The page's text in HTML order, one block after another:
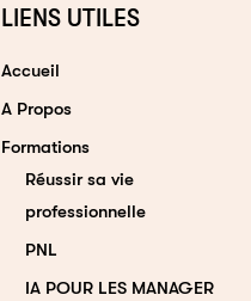
LIENS UTILES
Accueil
A Propos
Formations
Réussir sa vie
professionnelle
PNL
IA POUR LES MANAGER